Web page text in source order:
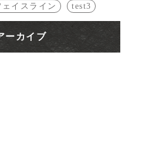
ェイスライン test3
ーカイブ